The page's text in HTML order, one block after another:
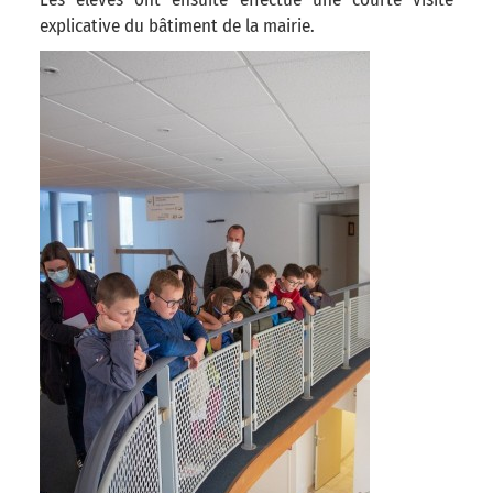
explicative du bâtiment de la mairie.